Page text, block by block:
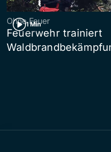
1 Min
Ohne Feuer
Feuerwehr trainiert